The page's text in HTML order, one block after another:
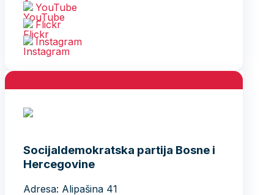
YouTube
Flickr
Instagram
Socijaldemokratska partija Bosne i
Hercegovine
Adresa: Alipašina 41